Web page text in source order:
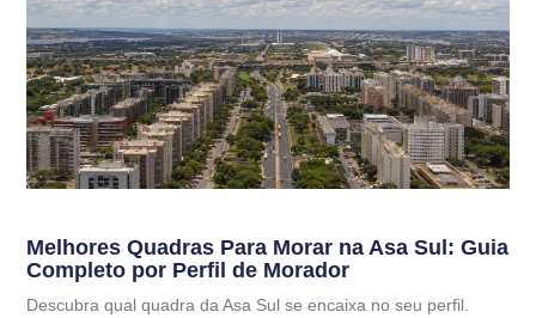
Melhores Quadras Para Morar na Asa Sul: Guia
Completo por Perfil de Morador
Descubra qual quadra da Asa Sul se encaixa no seu perfil.